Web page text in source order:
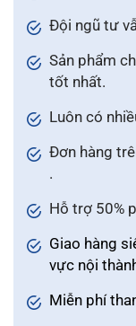
Đội ngũ tư
Sản phẩm
tốt nhất.
Luôn có
Đơn hàng
.
Hỗ trợ 50%
Giao hàng
vực nội
Miễn phí